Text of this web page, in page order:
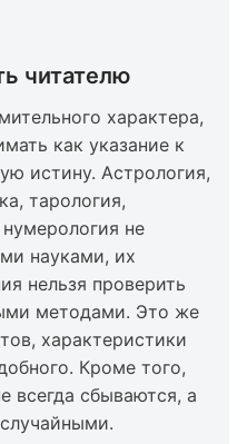
читателю
характера,
как указание к
истину. Астрология,
тарология,
не
науками, их
нельзя проверить
методами. Это же
характеристики
Кроме того,
всегда сбываются, а